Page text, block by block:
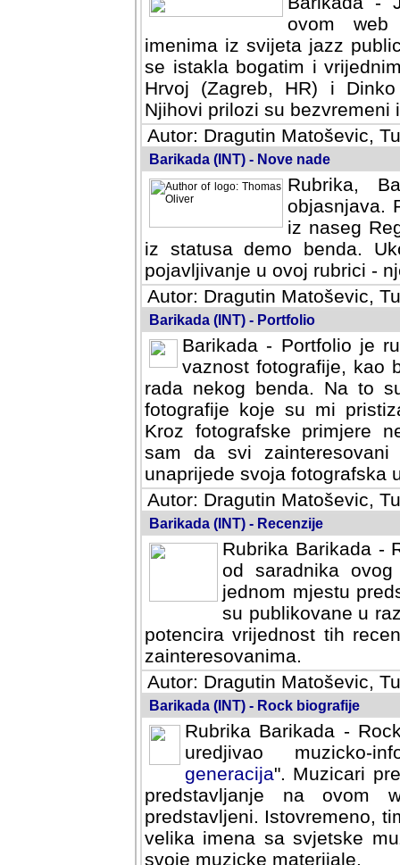
ovom web
imenima iz svijeta jazz
se istakla bogatim i
Hrvoj (Zagreb, HR) i
Njihovi prilozi su bezvremeni
Autor: Dragutin Matoševic,
Barikada (INT) - Nove nade
Rubrika,
objasnjava.
iz naseg
iz statusa demo benda.
pojavljivanje u ovoj rubrici -
Autor: Dragutin Matoševic,
Barikada (INT) - Portfolio
Barikada - Portfolio je
vaznost fotografije, kao
rada nekog benda. Na to
fotografije koje su mi
fotografske primjere
svi zainteresovani
svoja fotografska umijeca.
Autor: Dragutin Matoševic,
Barikada (INT) - Recenzije
Rubrika Barikada -
od saradnika
jednom mjestu
su publikovane u
potencira vrijednost tih
zainteresovanima.
Autor: Dragutin Matoševic,
Barikada (INT) - Rock biografije
Rubrika Barikada -
uredjivao muzicko-
Muzicari predstavljeni u
na ovom web portalu
Istovremeno, tim nacinom
sa svjetske muzicke scene
materijale.